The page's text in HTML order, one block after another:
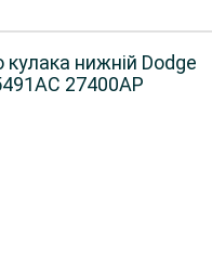
нижній Dodge
27400AP